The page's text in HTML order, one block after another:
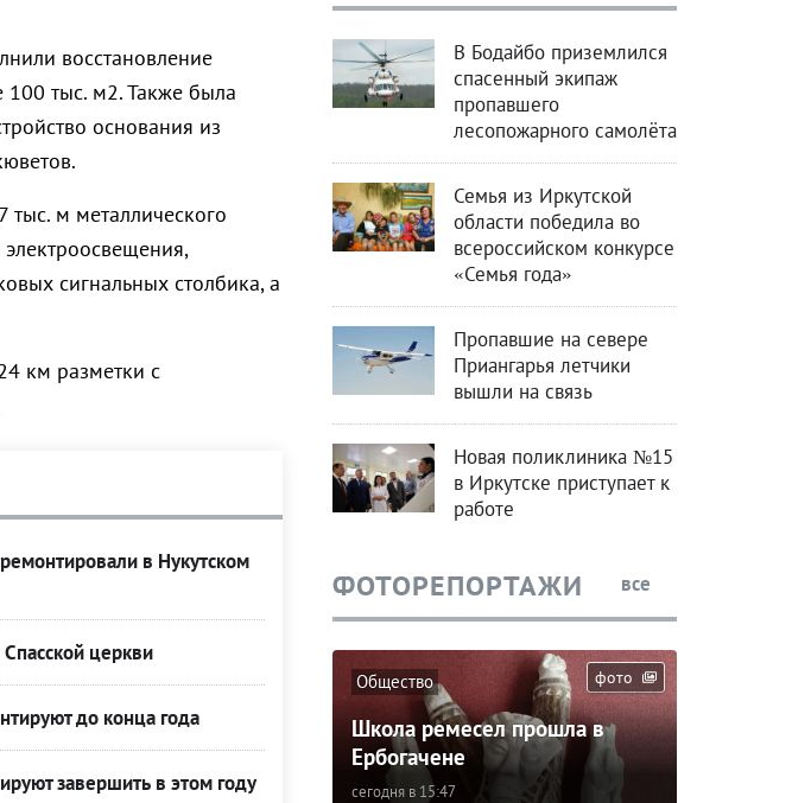
восстановление
тыс. м2. Также была
основания из
тыс. м металлического
сигнальных столбика, а
км разметки с
в Нукутском
церкви
до конца года
завершить в этом году
В Бодайбо приземлился
спасенный экипаж
пропавшего
лесопожарного самолёта
Семья из Иркутской
области победила во
всероссийском конкурсе
«Семья года»
Пропавшие на севере
Приангарья летчики
вышли на связь
Новая поликлиника №15
в Иркутске приступает к
работе
ФОТОРЕПОРТАЖИ все
фото
Общество
Школа ремесел прошла в
Ербогачене
сегодня в 15:47